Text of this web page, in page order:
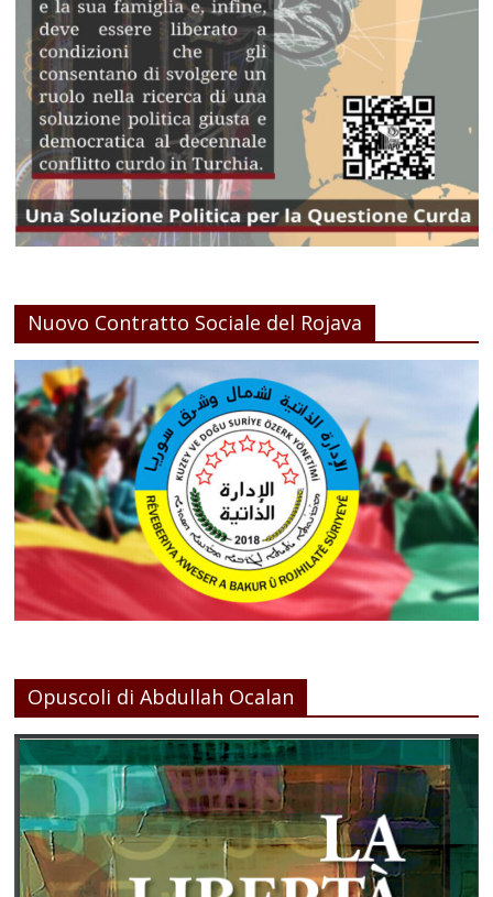
Nuovo Contratto Sociale del Rojava
Opuscoli di Abdullah Ocalan